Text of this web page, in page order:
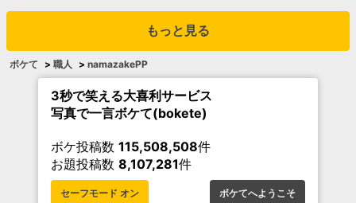
もっと見る
ボケて > 職人 > namazakePP
3秒で笑える大喜利サービス
写真で一言ボケて(bokete)
ボケ投稿数 115,508,508件
お題投稿数 8,107,281件
セーフモード オン ボケてへようこそ